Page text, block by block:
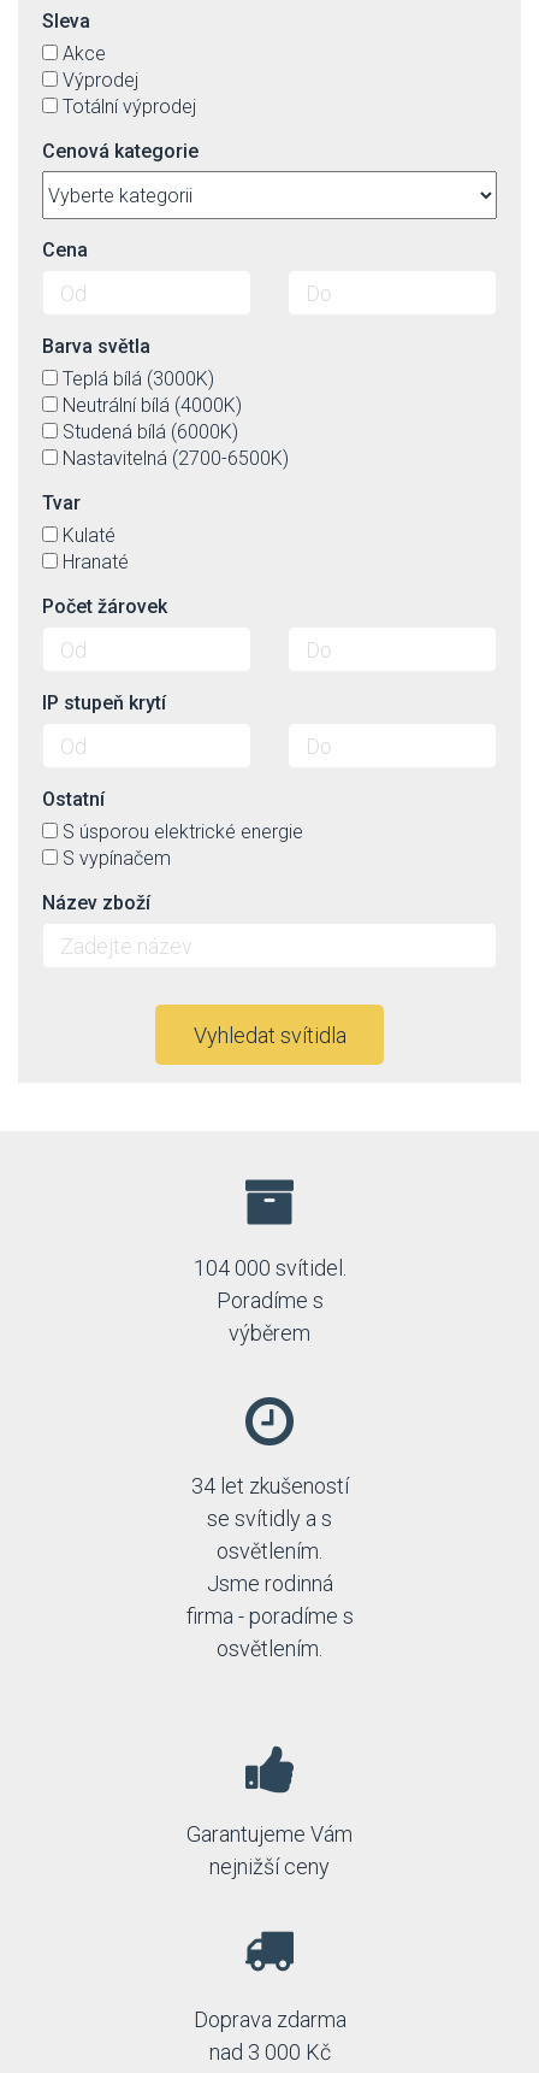
Sleva
Akce
Výprodej
Totální výprodej
Cenová kategorie
Cena
Barva světla
Teplá bílá (3000K)
Neutrální bílá (4000K)
Studená bílá (6000K)
Nastavitelná (2700-6500K)
Tvar
Kulaté
Hranaté
Počet žárovek
IP stupeň krytí
Ostatní
S úsporou elektrické energie
S vypínačem
Název zboží
Vyhledat svítidla
104 000 svítidel.
Poradíme s
výběrem
34 let zkušeností
se svítidly a s
osvětlením.
Jsme rodinná
firma - poradíme s
osvětlením.
Garantujeme Vám
nejnižší ceny
Doprava zdarma
nad 3 000 Kč